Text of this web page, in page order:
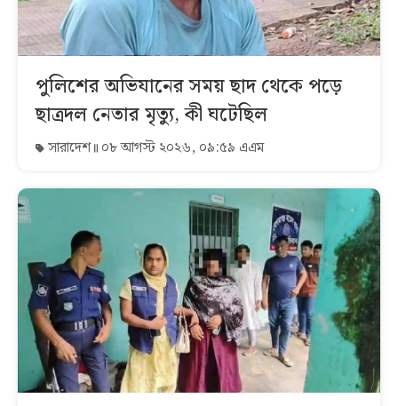
পুলিশের অভিযানের সময় ছাদ থেকে পড়ে
ছাত্রদল নেতার মৃত্যু, কী ঘটেছিল
সারাদেশ ০৮ আগস্ট ২০২৬, ০৯:৫৯ এএম